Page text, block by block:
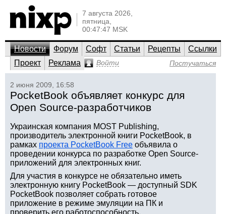
7 августа 2026,
пятница,
00:47:47 MSK
Новости Форум Софт Статьи Рецепты
Ссылки
Проект
Реклама Войти Постучаться
2 июня 2009, 16:58
PocketBook объявляет конкурс для
Open Source-разработчиков
Украинская компания MOST Publishing,
производитель электронной книги PocketBook, в
рамках проекта PocketBook Free объявила о
проведении конкурса по разработке Open Source-
приложений для электронных книг.
Для участия в конкурсе не обязательно иметь
электронную книгу PocketBook — доступный SDK
PocketBook позволяет собрать готовое
приложение в режиме эмуляции на ПК и
проверить его работоспособность.